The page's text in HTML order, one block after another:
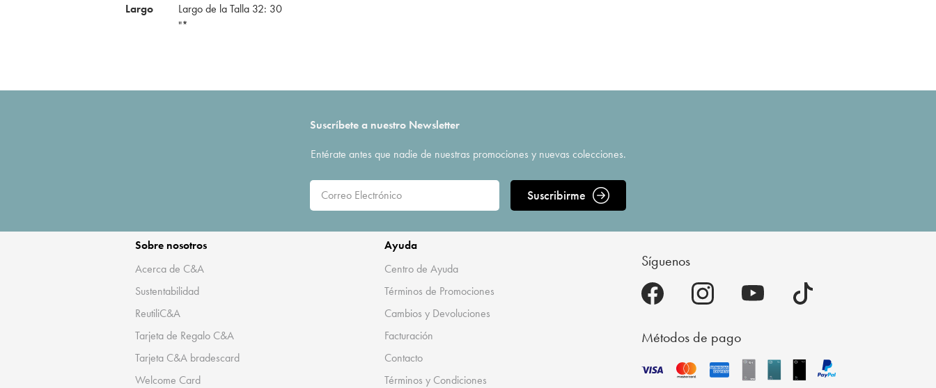
Largo
Largo de la Talla 32: 30
"*
Suscríbete a nuestro Newsletter
Entérate antes que nadie de nuestras promociones y nuevas colecciones.
Suscribirme
Sobre nosotros
Acerca de C&A
Sustentabilidad
ReutiliC&A
Tarjeta de Regalo C&A
Tarjeta C&A bradescard
Welcome Card
Ayuda
Centro de Ayuda
Términos de Promociones
Cambios y Devoluciones
Facturación
Contacto
Términos y Condiciones
Síguenos
Métodos de pago